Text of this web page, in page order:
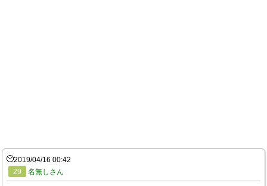
2019/04/16 00:42
29
名無しさん